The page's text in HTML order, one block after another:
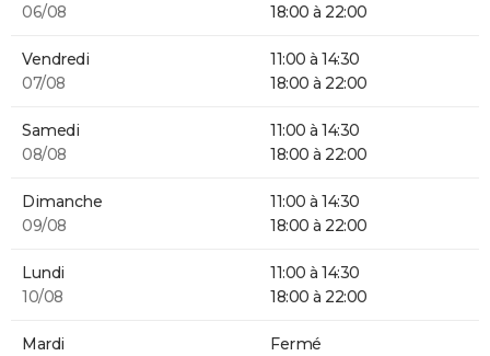
06/08
18:00 à 22:00
Vendredi
07/08
11:00 à 14:30
18:00 à 22:00
Samedi
08/08
11:00 à 14:30
18:00 à 22:00
Dimanche
09/08
11:00 à 14:30
18:00 à 22:00
Lundi
10/08
11:00 à 14:30
18:00 à 22:00
Mardi
Fermé